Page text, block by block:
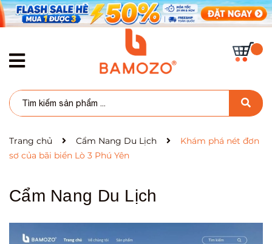
Trang chủ Cẩm Nang Du Lịch
Khám phá nét đơn
sơ của bãi biển Lò 3 Phú Yên
Cẩm Nang Du Lịch